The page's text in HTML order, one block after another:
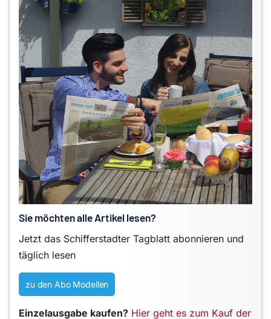
Sie möchten alle Artikel lesen?
Jetzt das Schifferstadter Tagblatt abonnieren und
täglich lesen
zu den Abo Modellen
Einzelausgabe kaufen? Hier geht es zum Kauf der